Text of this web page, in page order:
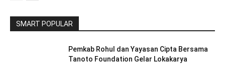
SMART POPULAR
Pemkab Rohul dan Yayasan Cipta Bersama
Tanoto Foundation Gelar Lokakarya